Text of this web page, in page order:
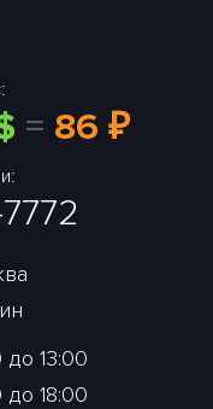
= 86 ₽
13:00
18:00